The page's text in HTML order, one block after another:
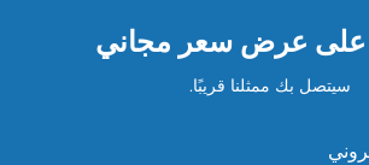
على عرض سعر مجاني
سيتصل بك ممثلنا قريبًا.